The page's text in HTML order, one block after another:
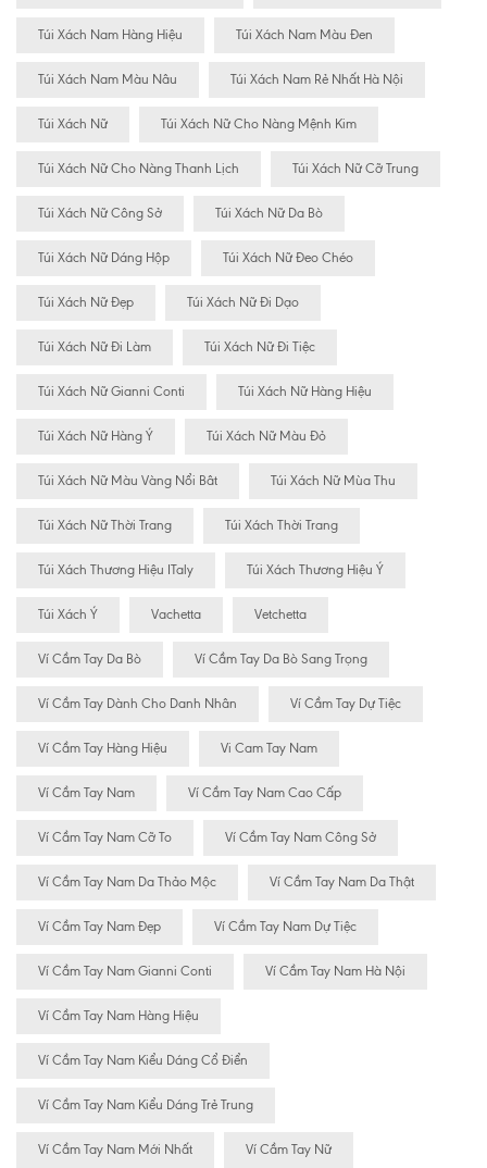
Túi Xách Nam Hàng Hiệu Túi Xách Nam Màu Đen
Túi Xách Nam Màu Nâu Túi Xách Nam Rẻ Nhất Hà Nội
Túi Xách Nữ Túi Xách Nữ Cho Nàng Mệnh Kim
Túi Xách Nữ Cho Nàng Thanh Lịch Túi Xách Nữ Cỡ Trung
Túi Xách Nữ Công Sở Túi Xách Nữ Da Bò
Túi Xách Nữ Dáng Hộp Túi Xách Nữ Đeo Chéo
Túi Xách Nữ Đẹp Túi Xách Nữ Đi Dạo
Túi Xách Nữ Đi Làm Túi Xách Nữ Đi Tiệc
Túi Xách Nữ Gianni Conti Túi Xách Nữ Hàng Hiệu
Túi Xách Nữ Hàng Ý Túi Xách Nữ Màu Đỏ
Túi Xách Nữ Màu Vàng Nổi Bât Túi Xách Nữ Mùa Thu
Túi Xách Nữ Thời Trang Túi Xách Thời Trang
Túi Xách Thương Hiệu ITaly Túi Xách Thương Hiệu Ý
Túi Xách Ý Vachetta Vetchetta
Ví Cầm Tay Da Bò Ví Cầm Tay Da Bò Sang Trọng
Ví Cầm Tay Dành Cho Danh Nhân Ví Cầm Tay Dự Tiệc
Ví Cầm Tay Hàng Hiệu Vi Cam Tay Nam
Ví Cầm Tay Nam Ví Cầm Tay Nam Cao Cấp
Ví Cầm Tay Nam Cỡ To Ví Cầm Tay Nam Công Sở
Ví Cầm Tay Nam Da Thảo Mộc Ví Cầm Tay Nam Da Thật
Ví Cầm Tay Nam Đẹp Ví Cầm Tay Nam Dự Tiệc
Ví Cầm Tay Nam Gianni Conti Ví Cầm Tay Nam Hà Nội
Ví Cầm Tay Nam Hàng Hiệu
Ví Cầm Tay Nam Kiểu Dáng Cổ Điển
Ví Cầm Tay Nam Kiểu Dáng Trẻ Trung
Ví Cầm Tay Nam Mới Nhất Ví Cầm Tay Nữ